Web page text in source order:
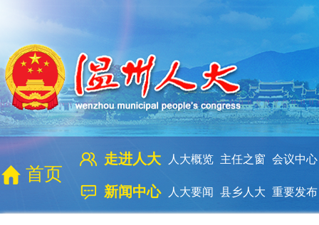
首页
走进人大 人大概览 主任之窗 会议中心
新闻中心 人大要闻 县乡人大 重要发布